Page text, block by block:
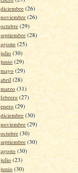
diciembre (26)
noviembre (26)
octubre (29)
septiembre (28)
agosto (25)
julio (30)
junio (29)
mayo (29)
abril (28)
marzo (31)
febrero (27)
enero (29)
diciembre (30)
noviembre (29)
octubre (30)
septiembre (30)
agosto (30)
julio (23)
junio (30)